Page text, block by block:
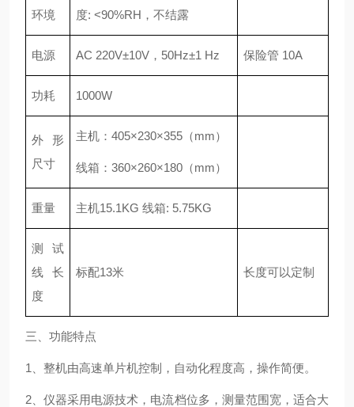
环境
度: <90%RH，不结露
电源 AC 220V±10V，50Hz±1 Hz 保险管 10A
功耗 1000W
外形
尺寸
主机：405×230×355（mm）
线箱：360×260×180（mm）
重量 主机15.1KG 线箱: 5.75KG
测试
线长
度
标配13米 长度可以定制
三、功能特点
1、整机由高速单片机控制，自动化程度高，操作简便。
2、仪器采用电源技术，电流档位多，测量范围宽，适合大